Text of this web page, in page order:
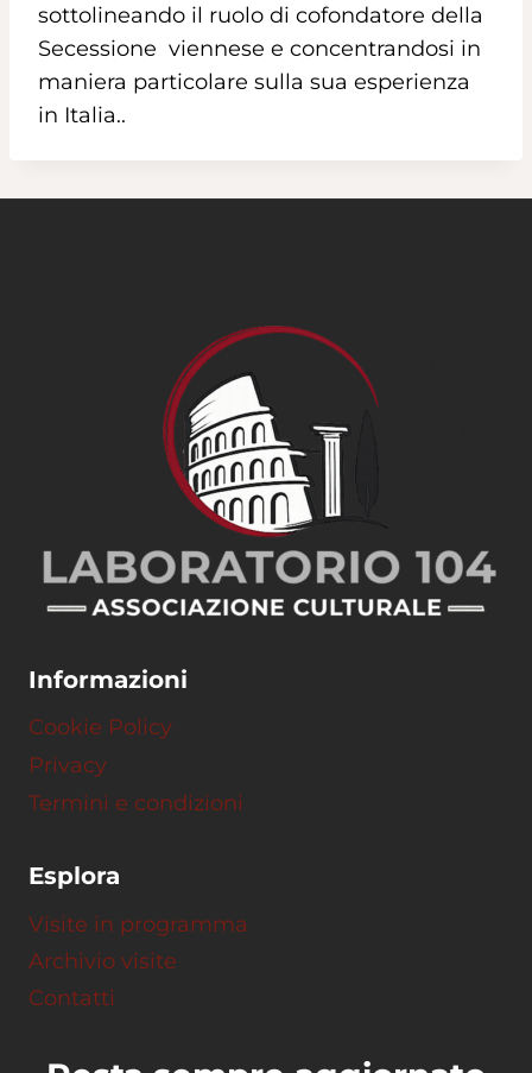
sottolineando il ruolo di cofondatore della
Secessione viennese e concentrandosi in
maniera particolare sulla sua esperienza
in Italia..
Informazioni
Cookie Policy
Privacy
Termini e condizioni
Esplora
Visite in programma
Archivio visite
Contatti